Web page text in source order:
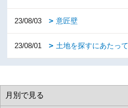
23/08/03 意匠壁
23/08/01 土地を探すにあたって